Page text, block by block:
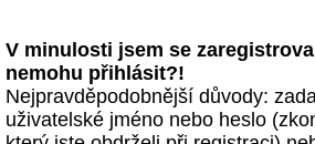
V minulosti jsem se
nemohu přihlásit?!
Nejpravděpodobnější důvody:
uživatelské jméno nebo heslo